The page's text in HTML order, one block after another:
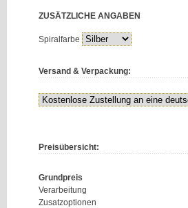
ZUSÄTZLICHE ANGABEN
Spiralfarbe
Versand & Verpackung:
Preisübersicht:
Grundpreis
Verarbeitung
Zusatzoptionen